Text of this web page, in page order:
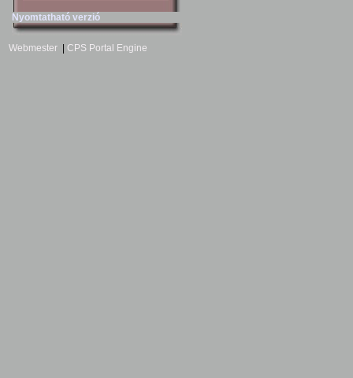
Nyomtatható verzió
Webmester CPS Portal Engine